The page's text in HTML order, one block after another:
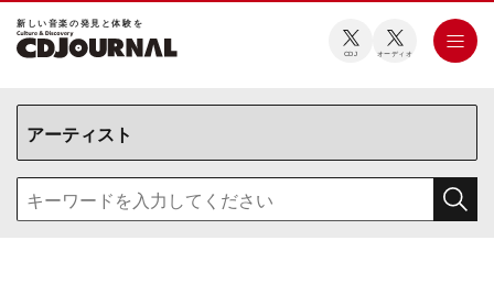
新しい⾳楽の発⾒と体験を
CDJ オーディオ